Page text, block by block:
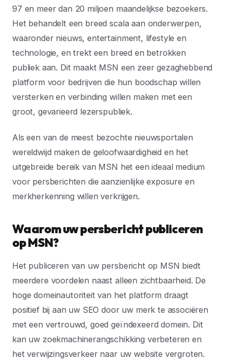
97 en meer dan 20 miljoen maandelijkse bezoekers.
Het behandelt een breed scala aan onderwerpen,
waaronder nieuws, entertainment, lifestyle en
technologie, en trekt een breed en betrokken
publiek aan. Dit maakt MSN een zeer gezaghebbend
platform voor bedrijven die hun boodschap willen
versterken en verbinding willen maken met een
groot, gevarieerd lezerspubliek.
Als een van de meest bezochte nieuwsportalen
wereldwijd maken de geloofwaardigheid en het
uitgebreide bereik van MSN het een ideaal medium
voor persberichten die aanzienlijke exposure en
merkherkenning willen verkrijgen.
Waarom uw persbericht publiceren
op MSN?
Het publiceren van uw persbericht op MSN biedt
meerdere voordelen naast alleen zichtbaarheid. De
hoge domeinautoriteit van het platform draagt
positief bij aan uw SEO door uw merk te associëren
met een vertrouwd, goed geïndexeerd domein. Dit
kan uw zoekmachinerangschikking verbeteren en
het verwijzingsverkeer naar uw website vergroten.